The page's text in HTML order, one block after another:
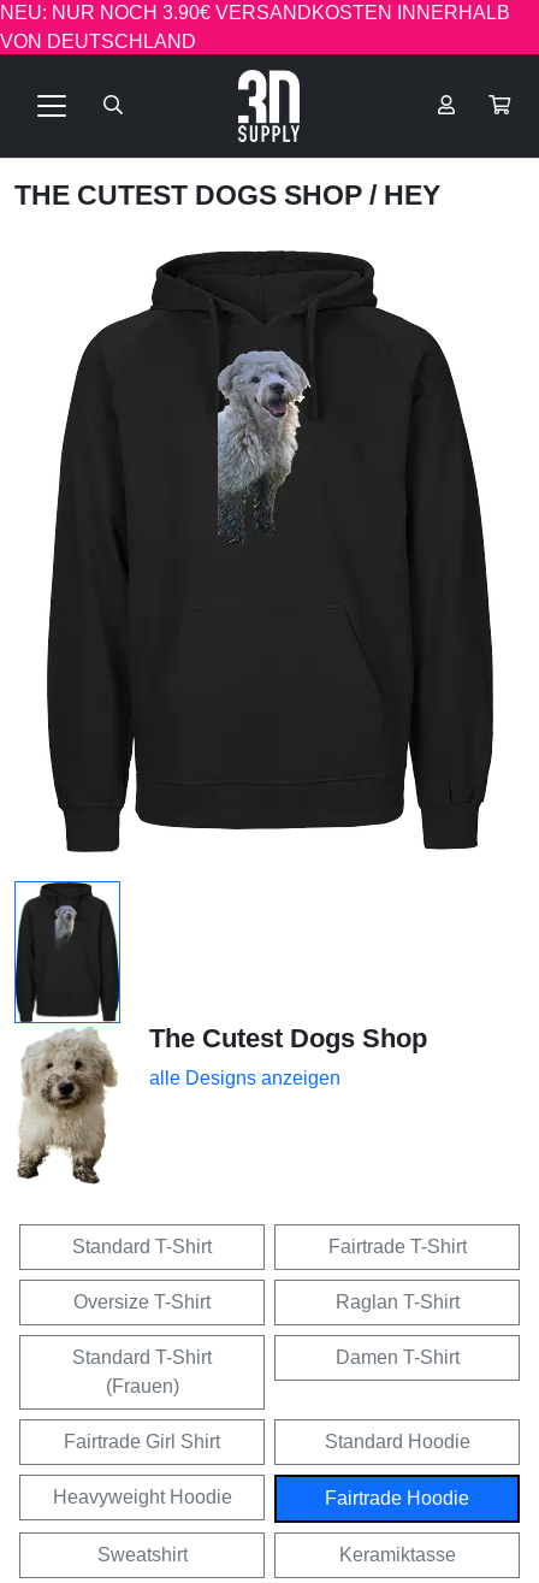
NEU: NUR NOCH 3.90€ VERSANDKOSTEN INNERHALB
VON DEUTSCHLAND
THE CUTEST DOGS SHOP / HEY
The Cutest Dogs Shop
alle Designs anzeigen
Standard T-Shirt Fairtrade T-Shirt
Oversize T-Shirt Raglan T-Shirt
Standard T-Shirt
(Frauen)
Damen T-Shirt
Fairtrade Girl Shirt Standard Hoodie
Heavyweight Hoodie Fairtrade Hoodie
Sweatshirt Keramiktasse